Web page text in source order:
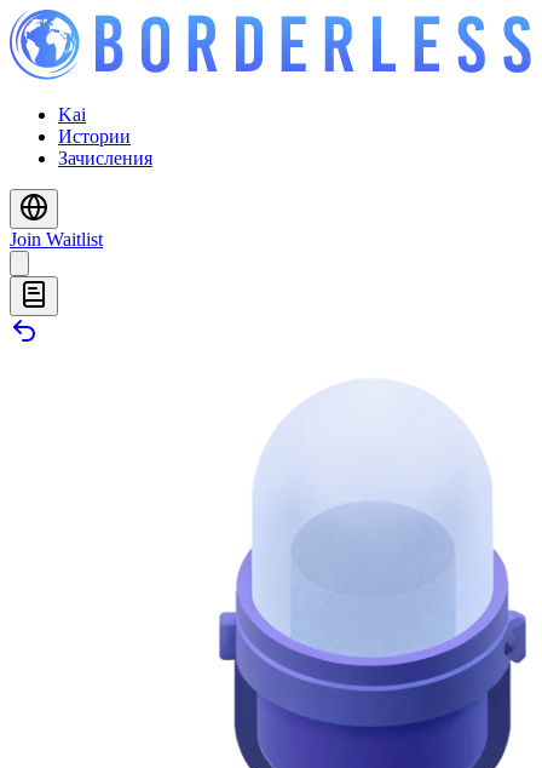
Kai
Истории
Зачисления
Join Waitlist